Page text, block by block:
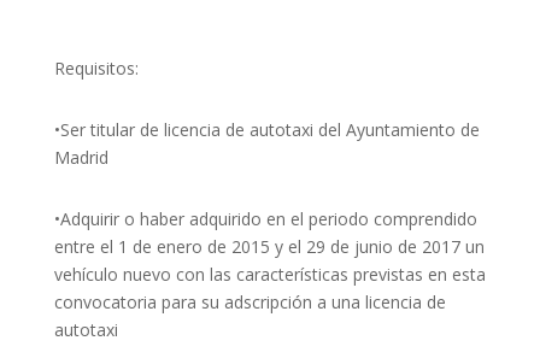
Requisitos:
•Ser titular de licencia de autotaxi del Ayuntamiento de
Madrid
•Adquirir o haber adquirido en el periodo comprendido
entre el 1 de enero de 2015 y el 29 de junio de 2017 un
vehículo nuevo con las características previstas en esta
convocatoria para su adscripción a una licencia de
autotaxi